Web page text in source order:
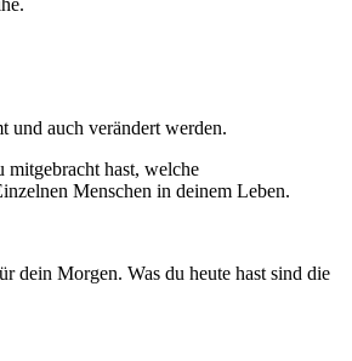
und auch verändert werden.
mitgebracht hast, welche
Menschen in deinem Leben.
dein Morgen. Was du heute hast sind die